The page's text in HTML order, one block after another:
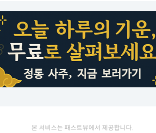
본 서비스는 패스트뷰에서 제공합니다.